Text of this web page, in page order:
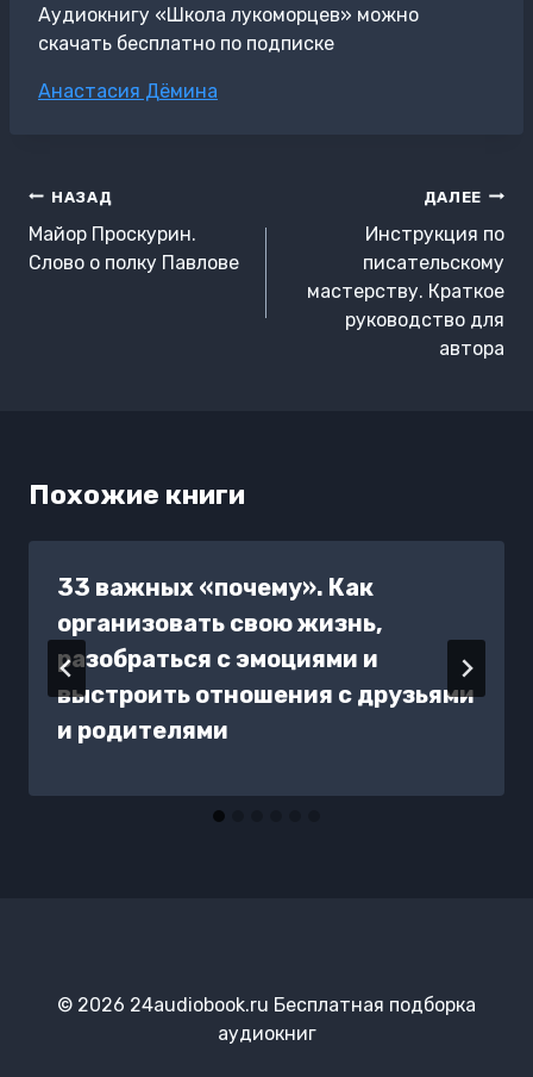
Аудиокнигу «Школа лукоморцев» можно
скачать бесплатно по подписке
Метки
Анастасия Дёмина
Навигация
по
записям
НАЗАД
Майор Проскурин.
Слово о полку Павлове
ДАЛЕЕ
Инструкция по
писательскому
мастерству. Краткое
руководство для
автора
Похожие книги
33 важных «почему». Как
организовать свою жизнь,
разобраться с эмоциями и
выстроить отношения с друзьями
и родителями
© 2026 24audiobook.ru Бесплатная подборка
аудиокниг